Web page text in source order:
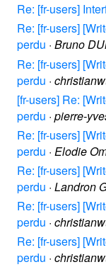
Re: [fr-users]
Re: [fr-users]
perdu · Bruno
Re: [fr-users]
perdu ·
[fr-users] Re:
perdu · pierre-
Re: [fr-users]
perdu · Elodie
Re: [fr-users]
perdu · Landron
Re: [fr-users]
perdu ·
Re: [fr-users]
perdu ·